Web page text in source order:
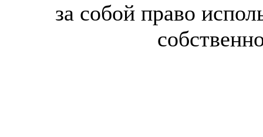
за собой право